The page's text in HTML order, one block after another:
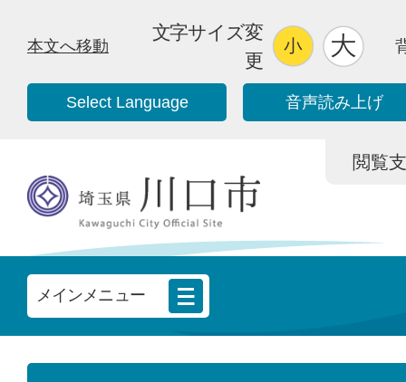
本文へ移動
文字サイズ変
更
Select Language 音声読み上げ
閲覧
メインメニュー